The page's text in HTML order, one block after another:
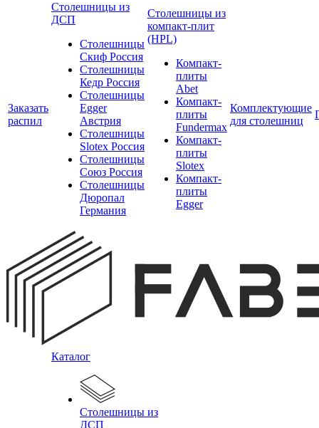
Заказать
распил
Столешницы из
ДСП
Столешницы
Скиф Россия
Столешницы
Кедр Россия
Столешницы
Egger
Австрия
Столешницы
Slotex Россия
Столешницы
Союз Россия
Столешницы
Дюропал
Германия
Столешницы из
компакт-плит
(HPL)
Компакт-
плиты
Abet
Компакт-
плиты
Fundermax
Компакт-
плиты
Slotex
Компакт-
плиты
Egger
Комплектующие
для столешниц
Каталог
Столешницы из
ДСП